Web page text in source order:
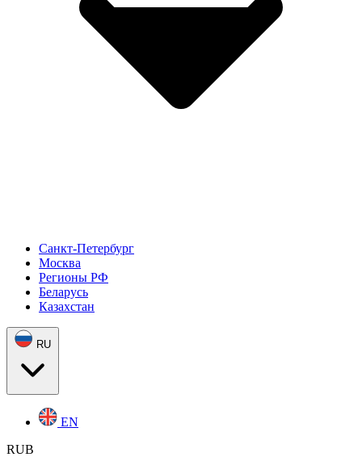
Санкт-Петербург
Москва
Регионы РФ
Беларусь
Казахстан
RU
EN
RUB